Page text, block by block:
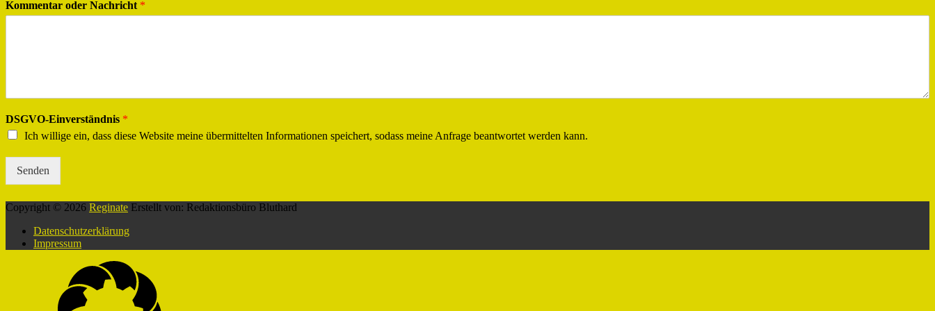
Kommentar oder Nachricht *
DSGVO-Einverständnis *
Ich willige ein, dass diese Website meine übermittelten Informationen speichert, sodass meine Anfrage beantwortet werden kann.
Senden
Copyright © 2026 Reginate Erstellt von: Redaktionsbüro Bluthard
Datenschutzerklärung
Impressum